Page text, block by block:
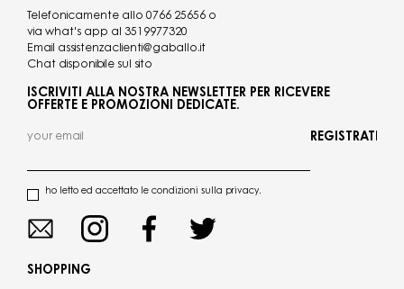
Telefonicamente allo 0766 25656 o
via what's app al 3519977320
Email assistenzaclienti@gaballo.it
Chat disponibile sul sito
ISCRIVITI ALLA NOSTRA NEWSLETTER PER RICEVERE
OFFERTE E PROMOZIONI DEDICATE.
ho letto ed accettato le condizioni sulla privacy.
REGISTRATI
SHOPPING